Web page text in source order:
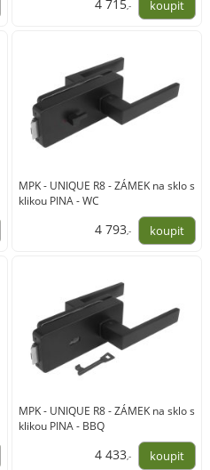
4 715,-
MPK - UNIQUE R8 - ZÁMEK na sklo s
klikou PINA - WC
4 793,-
MPK - UNIQUE R8 - ZÁMEK na sklo s
klikou PINA - BBQ
4 433,-